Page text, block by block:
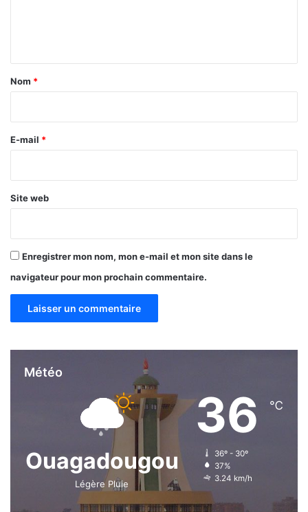
S
a
n
a
r
y
a
r
é
a
e
Nom *
E-mail *
Site web
Enregistrer mon nom, mon e-mail et mon site dans le
navigateur pour mon prochain commentaire.
Météo
Ouagadougou
Légère Pluie
36 ℃
36º - 30º
37%
3.24 km/h